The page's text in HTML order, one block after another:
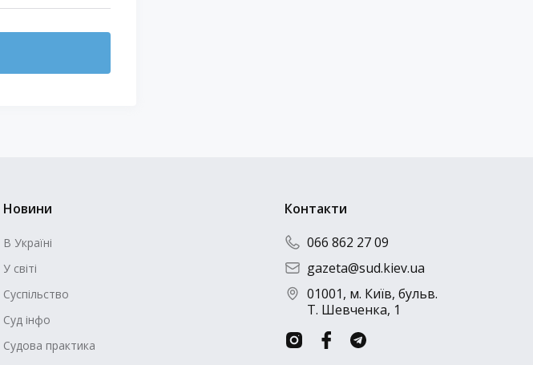
Новини
В Україні
У світі
Суспільство
Суд інфо
Судова практика
Контакти
066 862 27 09
gazeta@sud.kiev.ua
01001, м. Київ, бульв.
Т. Шевченка, 1